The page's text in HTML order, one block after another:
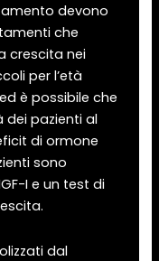
devono
che
crescita nei
per l’età
è possibile che
dei pazienti al
di ormone
sono
I e un test di
dal